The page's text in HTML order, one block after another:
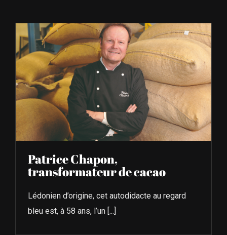
À L’AGENDA
OÙ TROUVER NUMÉRO 39
LIRE NUMÉRO 39
Patrice Chapon,
transformateur de cacao
Lédonien d’origine, cet autodidacte au regard
bleu est, à 58 ans, l’un [...]